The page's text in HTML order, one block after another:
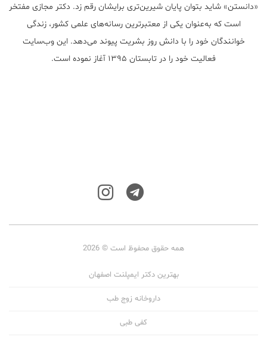
«دانستن» شاید بتوان پایان شیرین‌تری برایشان رقم زد. دکتر مجازی مفتخر
است که به‌عنوان یکی از معتبر‌ترین رسانه‌های علمی کشور، زندگی
خوانندگان خود را با دانش روز بشریت پیوند می‌دهد. این وب‌سایت
فعالیت خود را در تابستان ۱۳۹۵ آغاز نموده است.
همه حقوق محفوظ است © 2026
بهترین دکتر ایمپلنت اصفهان
داروخانه زوج طب
کفی طبی